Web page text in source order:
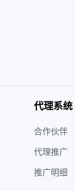
代理系统
合作伙伴
代理推广
推广明细